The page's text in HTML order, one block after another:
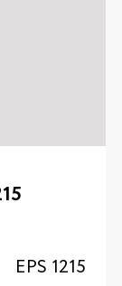
EPS 1215